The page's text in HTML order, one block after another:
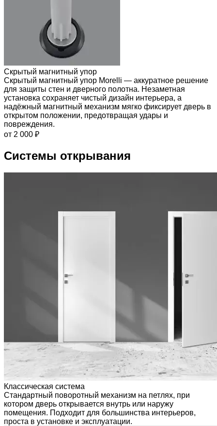
Скрытый магнитный упор
Скрытый магнитный упор Morelli — аккуратное решение
для защиты стен и дверного полотна. Незаметная
установка сохраняет чистый дизайн интерьера, а
надёжный магнитный механизм мягко фиксирует дверь в
открытом положении, предотвращая удары и
повреждения.
от 2 000 ₽
Системы открывания
Классическая система
Стандартный поворотный механизм на петлях, при
котором дверь открывается внутрь или наружу
помещения. Подходит для большинства интерьеров,
проста в установке и эксплуатации.